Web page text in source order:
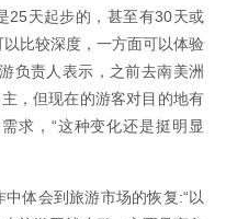
25天起步的，甚至有30天或
比较深度，一方面可以体验
负责人表示，之前去南美洲
，但现在的游客对目的地有
求，“这种变化还是挺明显
体会到旅游市场的恢复:“以